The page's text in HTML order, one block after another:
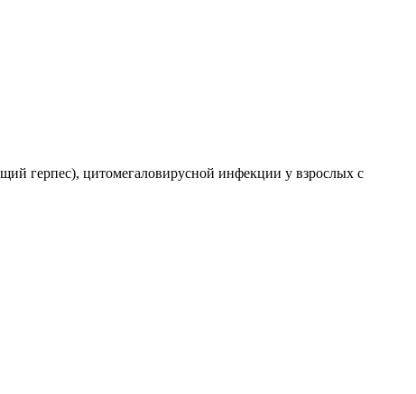
герпес), цитомегаловирусной инфекции у взрослых с